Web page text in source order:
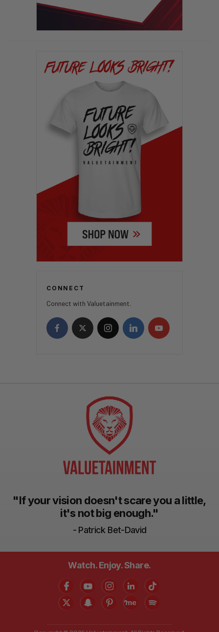
CONNECT
Connect with Valuetainment.
"If your vision doesn't scare you a little,
it's not big enough."
- Patrick Bet-David
Watch. Enjoy. Share.